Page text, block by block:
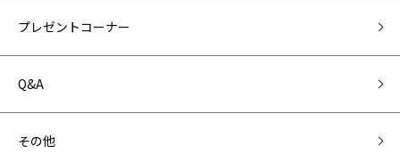
プレゼントコーナー
Q&A
その他